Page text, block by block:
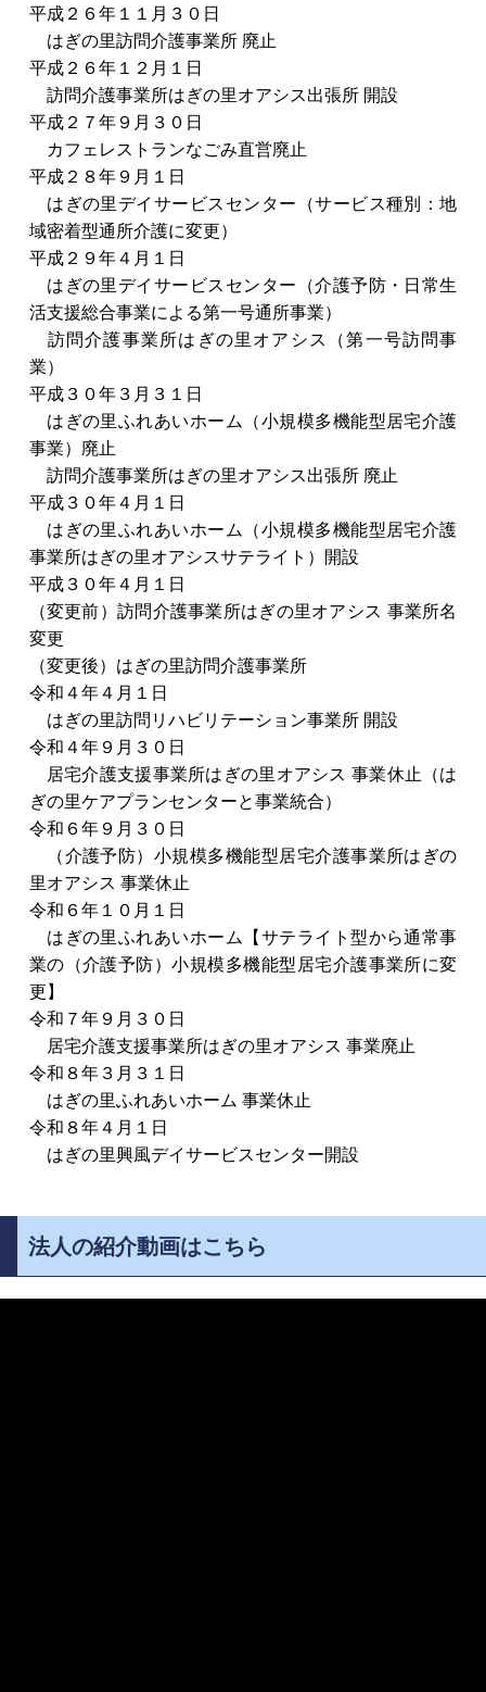
平成２６年１１月３０日
はぎの里訪問介護事業所 廃止
平成２６年１２月１日
訪問介護事業所はぎの里オアシス出張所 開設
平成２７年９月３０日
カフェレストランなごみ直営廃止
平成２８年９月１日
はぎの里デイサービスセンター（サービス種別：地
域密着型通所介護に変更）
平成２９年４月１日
はぎの里デイサービスセンター（介護予防・日常生
活支援総合事業による第一号通所事業）
訪問介護事業所はぎの里オアシス（第一号訪問事
業）
平成３０年３月３１日
はぎの里ふれあいホーム（小規模多機能型居宅介護
事業）廃止
訪問介護事業所はぎの里オアシス出張所 廃止
平成３０年４月１日
はぎの里ふれあいホーム（小規模多機能型居宅介護
事業所はぎの里オアシスサテライト）開設
平成３０年４月１日
（変更前）訪問介護事業所はぎの里オアシス 事業所名
変更
（変更後）はぎの里訪問介護事業所
令和４年４月１日
はぎの里訪問リハビリテーション事業所 開設
令和４年９月３０日
居宅介護支援事業所はぎの里オアシス 事業休止（は
ぎの里ケアプランセンターと事業統合）
令和６年９月３０日
（介護予防）小規模多機能型居宅介護事業所はぎの
里オアシス 事業休止
令和６年１０月１日
はぎの里ふれあいホーム【サテライト型から通常事
業の（介護予防）小規模多機能型居宅介護事業所に変
更】
令和７年９月３０日
居宅介護支援事業所はぎの里オアシス 事業廃止
令和８年３月３１日
はぎの里ふれあいホーム 事業休止
令和８年４月１日
はぎの里興風デイサービスセンター開設
法人の紹介動画はこちら